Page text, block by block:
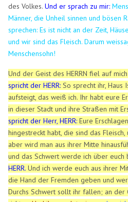
des Volkes.Und er sprach zu mir:
Männer, die Unheil sinnen und bösen
sprechen: Es ist nicht an der Zeit,
und wir sind das Fleisch.Darum
Menschensohn!
Und der Geist des HERRN fiel auf
spricht der HERR: So sprecht ihr, Haus
aufsteigt, das weiß ich. Ihr habt eure
in dieser Stadt und ihre Straßen mit
spricht der Herr, HERR: Eure
hingestreckt habt, die sind das
aber wird man aus ihrer Mitte
und das Schwert werde ich über
HERR.Und ich werde euch aus ihrer
die Hand der Fremden geben und
Durchs Schwert sollt ihr fallen; an der